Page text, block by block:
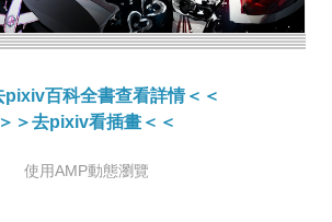
pixiv百科全書查看詳情＜＜
＞＞去pixiv看插畫 ＜ ＜
使用AMP動態瀏覽